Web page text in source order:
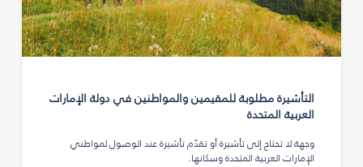
التأشيرة مطلوبة للمقيمين والمواطنين في دولة الإمارات
العربية المتحدة
وجهة لا تحتاج إلى تأشيرة أو تقدّم تأشيرة عند الوصول لمواطني
الإمارات العربية المتحدة وسكانها.